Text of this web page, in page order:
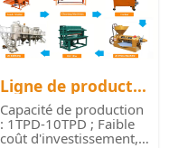
Ligne de productio
n d'huile comestibl
e de petite taille 1-
10 TPD
Capacité de production
: 1TPD-10TPD ; Faible
coût d'investissement,